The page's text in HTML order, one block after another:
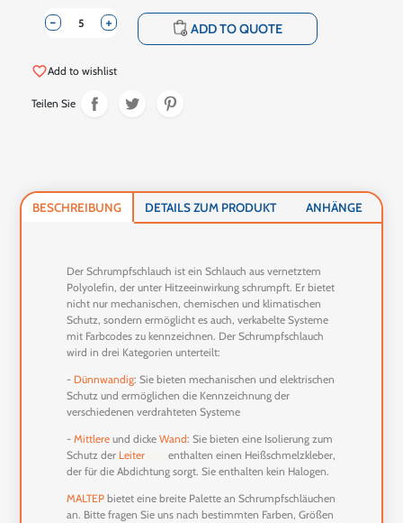
+
- shopping_cart ADD TO QUOTE
favorite_borderAdd to wishlist
Teilen Sie
BESCHREIBUNG DETAILS ZUM PRODUKT ANHÄNGE
Der Schrumpfschlauch ist ein Schlauch aus vernetztem
Polyolefin, der unter Hitzeeinwirkung schrumpft. Er bietet
nicht nur mechanischen, chemischen und klimatischen
Schutz, sondern ermöglicht es auch, verkabelte Systeme
mit Farbcodes zu kennzeichnen. Der Schrumpfschlauch
wird in drei Kategorien unterteilt:
- Dünnwandig: Sie bieten mechanischen und elektrischen
Schutz und ermöglichen die Kennzeichnung der
verschiedenen verdrahteten Systeme
-Mittlere und dickeWand: Sie bieten eine Isolierung zum
Schutz der Leiter undenthalten einen Heißschmelzkleber,
der für die Abdichtung sorgt. Sie enthalten kein Halogen.
MALTEP bietet eine breite Palette an Schrumpfschläuchen
an. Bitte fragen Sie uns nach bestimmten Farben, Größen